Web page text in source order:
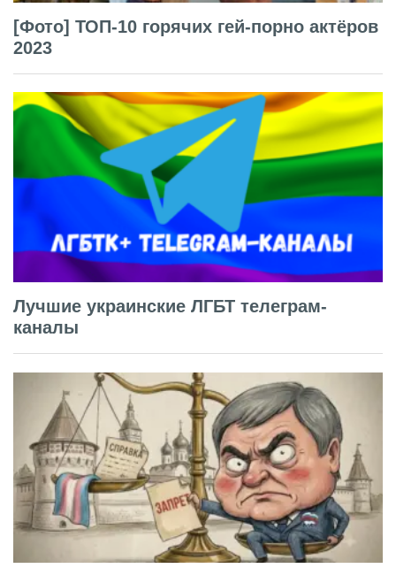
[Фото] ТОП-10 горячих гей-порно актёров
2023
Лучшие украинские ЛГБТ телеграм-
каналы